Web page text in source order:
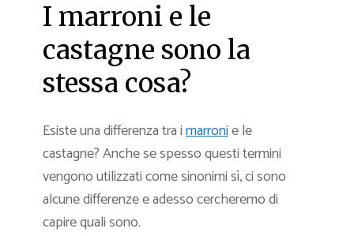
I marroni e le
castagne sono la
stessa cosa?
Esiste una differenza tra imarronie le
castagne? Anche se spesso questi termini
vengono utilizzati come sinonimi sì, ci sono
alcune differenze e adesso cercheremo di
capire quali sono.